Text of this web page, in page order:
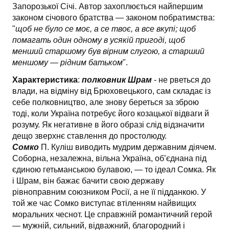
Запорозької Січі. Автор захоплюється найпершим
законом січового братства — законом побратимства:
"щоб не було се моє, а се твоє, а все вкупі; щоб
помагать один одному в усякій пригоді, щоб
менший старшому був вірним слугою, а старший
меншому — рідним батьком".
Характеристика: полковник Шрам - не рветься до
влади, на відміну від Брюховецького, сам складає із
себе полковництво, але знову береться за зброю
тоді, коли Україна потребує його козацької відваги й
розуму. Як негативне в його образі слід відзначити
дещо зверхнє ставлення до простолюду.
Сомко П. Куліш виводить мудрим державним діячем.
Соборна, незалежна, вільна Укра­їна, об’єднана під
єдиною гетьманською булавою, — то ідеал Сомка. Як
і Шрам, він бажає бачити свою державу
рівноправним союзником Росії, а не її підданкою. У
той же час Сомко виступає втіленням найвищих
моральних чеснот. Це справжній романтичний герой
— мужній, сильний, відважний, благородний і